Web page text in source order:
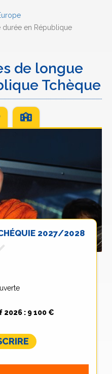
en République
de longue
Tchèque
2027/2028
: 9100 €